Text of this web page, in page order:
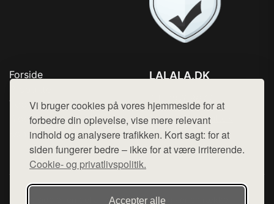
Vi bruger cookies på vores hjemmeside for at
forbedre din oplevelse, vise mere relevant
indhold og analysere trafikken. Kort sagt: for at
siden fungerer bedre – ikke for at være irriterende.
Cookie- og privatlivspolitik.
Accepter alle
Forside
Top Rabatter
Blog
Kontakt
LALALA.DK
Mail: hej@want.dk
Cookie- og privatlivspolitik
Denne side er en del af want.dk, der udgiver en række